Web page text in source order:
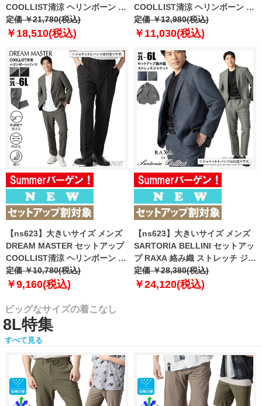
COOLLIST清涼 ヘリンボーン ス
トレッチ ジャケット 軽量 ウォッ
シャブル スマリラ 春夏新作
定価 ￥21,780(税込)
￥18,510(税込)
COOLLIST清涼 ヘリンボーン ス
トレッチ ノーカラー ジャケット
軽量 ウォッシャブル スマリラ 春
定価 ￥12,980(税込)
￥11,030(税込)
【ns623】大きいサイズ メンズ
DREAM MASTER セットアップ
COOLLIST清涼 ヘリンボーン ス
トレッチ パンツ 軽量 ウォッシャ
ブル スマリラ 春夏新作
定価 ￥10,780(税込)
￥9,160(税込)
【ns623】大きいサイズ メンズ
SARTORIA BELLINI セットアッ
プ RAXA 絡み織 ストレッチ ジャ
ケット 春夏新作 tzjk-33b
【fre】
定価 ￥28,380(税込)
￥24,120(税込)
ビッグなサイズの着こなし
8L特集
すべて見る